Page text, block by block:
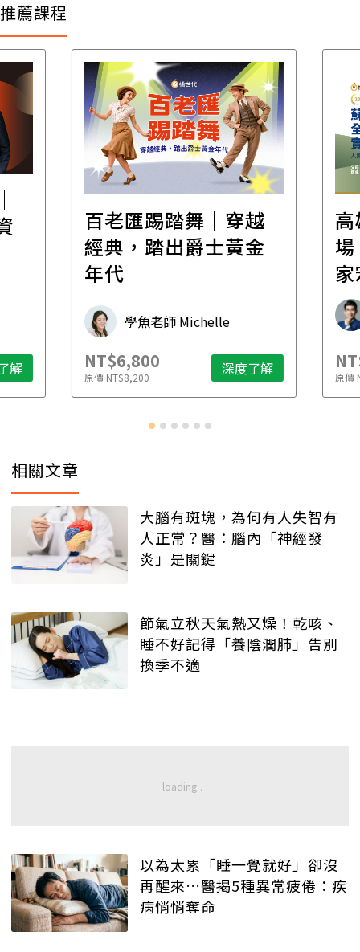
推薦課程
解
百老匯踢踏舞｜穿越
經典，踏出爵士黃金
年代
學魚老師 Michelle
NT$6,800
原價NT$8,200 深度了解
場
原價
相關文章
大腦有斑塊，為何有人失智有
人正常？醫：腦內「神經發
炎」是關鍵
節氣立秋天氣熱又燥！乾咳、
睡不好記得「養陰潤肺」告別
換季不適
以為太累「睡一覺就好」卻沒
再醒來…醫揭5種異常疲倦：疾
病悄悄奪命